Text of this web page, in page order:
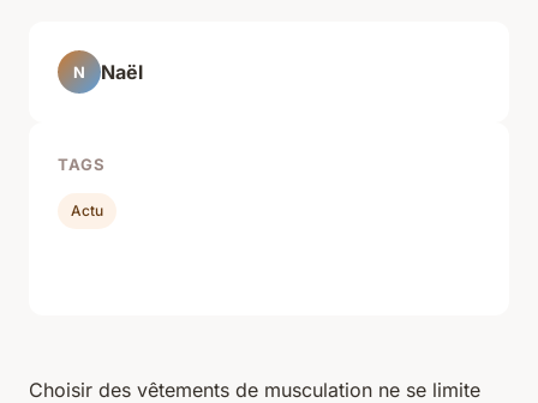
Choisir des vêtements de musculation ne se limite
N Naël
TAGS
Actu